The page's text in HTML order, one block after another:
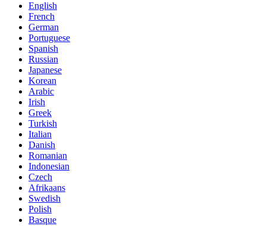
English
French
German
Portuguese
Spanish
Russian
Japanese
Korean
Arabic
Irish
Greek
Turkish
Italian
Danish
Romanian
Indonesian
Czech
Afrikaans
Swedish
Polish
Basque